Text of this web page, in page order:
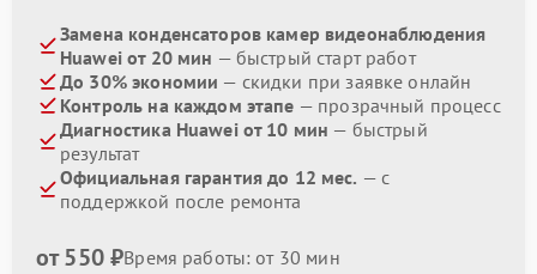
Замена конденсаторов камер видеонаблюдения
Huawei от 20 мин — быстрый старт работ
До 30% экономии — скидки при заявке онлайн
Контроль на каждом этапе — прозрачный процесс
Диагностика Huawei от 10 мин — быстрый
результат
Официальная гарантия до 12 мес. — с
поддержкой после ремонта
от 550 ₽Время работы: от 30 мин